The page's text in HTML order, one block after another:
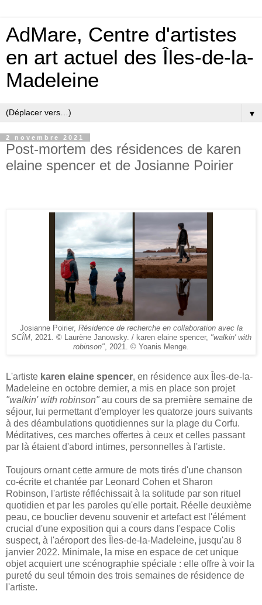
AdMare, Centre d'artistes
en art actuel des Îles-de-la-
Madeleine
▼
2 novembre 2021
Post-mortem des résidences de karen
elaine spencer et de Josianne Poirier
Josianne Poirier, Résidence de recherche en collaboration avec la
SCÎM, 2021. © Laurène Janowsky. / karen elaine spencer, "walkin' with
robinson" , 2021. © Yoanis Menge.
L'artiste karen elaine spencer, en résidence aux Îles-de-la-
Madeleine en octobre dernier, a mis en place son projet
"walkin' with robinson" au cours de sa première semaine de
séjour, lui permettant d'employer les quatorze jours suivants
à des déambulations quotidiennes sur la plage du Corfu.
Méditatives, ces marches offertes à ceux et celles passant
par là étaient d'abord intimes, personnelles à l'artiste.
Toujours ornant cette armure de mots tirés d'une chanson
co-écrite et chantée par Leonard Cohen et Sharon
Robinson, l'artiste réfléchissait à la solitude par son rituel
quotidien et par les paroles qu'elle portait. Réelle deuxième
peau, ce bouclier devenu souvenir et artefact est l'élément
crucial d'une exposition qui a cours dans l'espace Colis
suspect, à l'aéroport des Îles-de-la-Madeleine, jusqu'au 8
janvier 2022. Minimale, la mise en espace de cet unique
objet acquiert une scénographie spéciale : elle offre à voir la
pureté du seul témoin des trois semaines de résidence de
l'artiste.